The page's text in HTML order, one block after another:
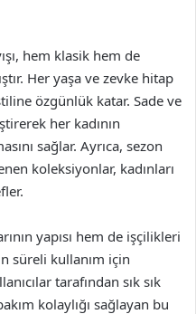
hem klasik hem de
Her yaşa ve zevke hitap
özgünlük katar. Sade ve
her kadının
sağlar. Ayrıca, sezon
koleksiyonlar, kadınları
yapısı hem de işçilikleri
süreli kullanım için
tarafından sık sık
kolaylığı sağlayan bu